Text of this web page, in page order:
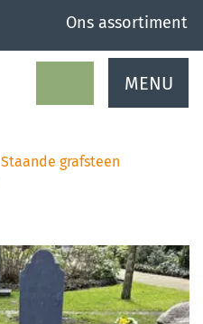
Ons assortiment
MENU
Staande grafsteen